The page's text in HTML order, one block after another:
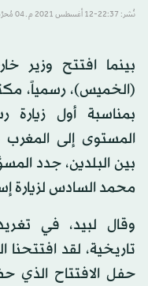
نُشر: 22:37-12 أغسطس 2021 م ـ 04 مُحرَّم 1443 هـ
بينما افتتح وزير
(الخميس)، رسمياً،
بمناسبة أول زيارة
المستوى إلى المغرب
بين البلدين، جدد
محمد السادس لزيارة
وقال لبيد، في
تاريخية، لقد افتتحنا
حفل الافتتاح الذي